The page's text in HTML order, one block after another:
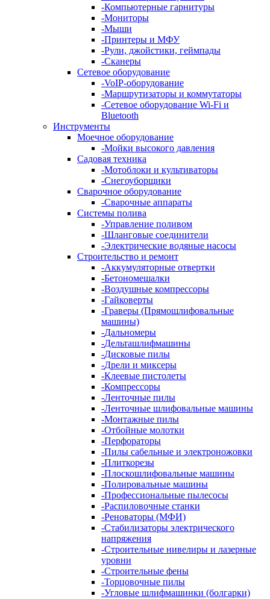
-Компьютерные гарнитуры
-Мониторы
-Мыши
-Принтеры и МФУ
-Рули, джойстики, геймпады
-Сканеры
Сетевое оборудование
-VoIP-оборудование
-Маршрутизаторы и коммутаторы
-Сетевое оборудование Wi-Fi и
Bluetooth
Инструменты
Моечное оборудование
-Мойки высокого давления
Садовая техника
-Мотоблоки и культиваторы
-Снегоуборщики
Сварочное оборудование
-Сварочные аппараты
Системы полива
-Управление поливом
-Шланговые соединители
-Электрические водяные насосы
Строительство и ремонт
-Аккумуляторные отвертки
-Бетономешалки
-Воздушные компрессоры
-Гайковерты
-Граверы (Прямошлифовальные
машины)
-Дальномеры
-Дельташлифмашины
-Дисковые пилы
-Дрели и миксеры
-Клеевые пистолеты
-Компрессоры
-Ленточные пилы
-Ленточные шлифовальные машины
-Монтажные пилы
-Отбойные молотки
-Перфораторы
-Пилы сабельные и электроножовки
-Плиткорезы
-Плоскошлифовальные машины
-Полировальные машины
-Профессиональные пылесосы
-Распиловочные станки
-Реноваторы (МФИ)
-Стабилизаторы электрического
напряжения
-Строительные нивелиры и лазерные
уровни
-Строительные фены
-Торцовочные пилы
-Угловые шлифмашинки (болгарки)